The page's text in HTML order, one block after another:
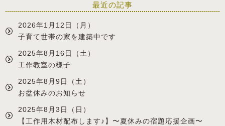
最近の記事
2026年1月12日（月）
子育て世帯の家を建築中です
2025年8月16日（土）
工作教室の様子
2025年8月9日（土）
お盆休みのお知らせ
2025年8月3日（日）
【工作用木材配布します♪】〜夏休みの宿題応援企画〜